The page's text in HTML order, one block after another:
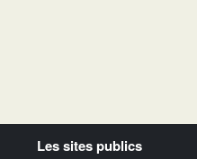
Les sites publics